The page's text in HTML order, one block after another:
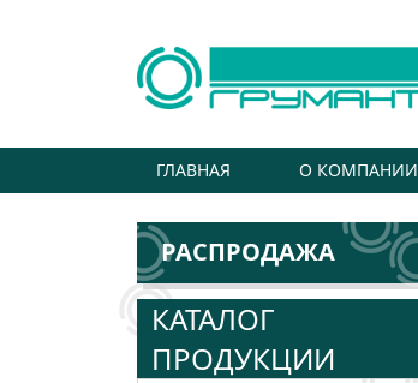
ГЛАВНАЯ О КОМПАНИИ
РАСПРОДАЖА
КАТАЛОГ
ПРОДУКЦИИ